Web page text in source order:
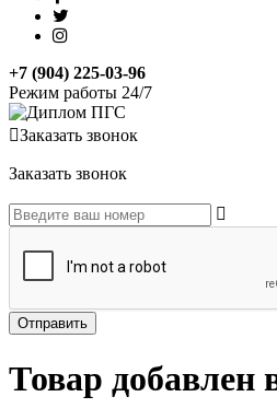
+7 (904) 225-03-96
Режим работы 24/7
Заказать звонок
Заказать звонок
Товар добавлен